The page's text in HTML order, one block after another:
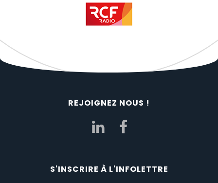
REJOIGNEZ NOUS !
S'INSCRIRE À L'INFOLETTRE